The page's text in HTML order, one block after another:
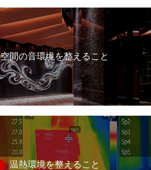
空間の音環境を整えること
温熱環境を整えること